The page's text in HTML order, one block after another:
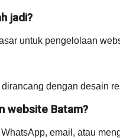
jadi?
untuk pengelolaan
dirancang dengan desain
website Batam?
email, atau